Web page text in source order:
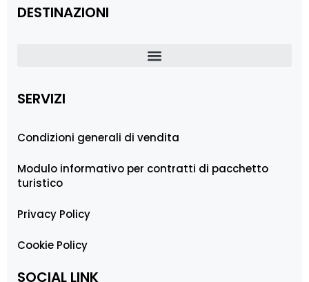
DESTINAZIONI
SERVIZI
Condizioni generali di vendita
Modulo informativo per contratti di pacchetto
turistico
Privacy Policy
Cookie Policy
SOCIAL LINK